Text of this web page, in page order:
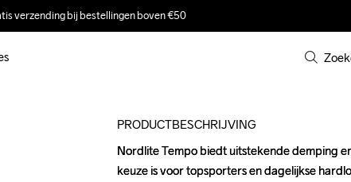
verzending bij bestellingen boven €50
PRODUCTBESCHRIJVING
Nordlite Tempo biedt uitstekende demping
keuze is voor topsporters en dagelijkse
Nordlite Tempo biedt uitstekende demping
keuze is voor topsporters en dagelijkse